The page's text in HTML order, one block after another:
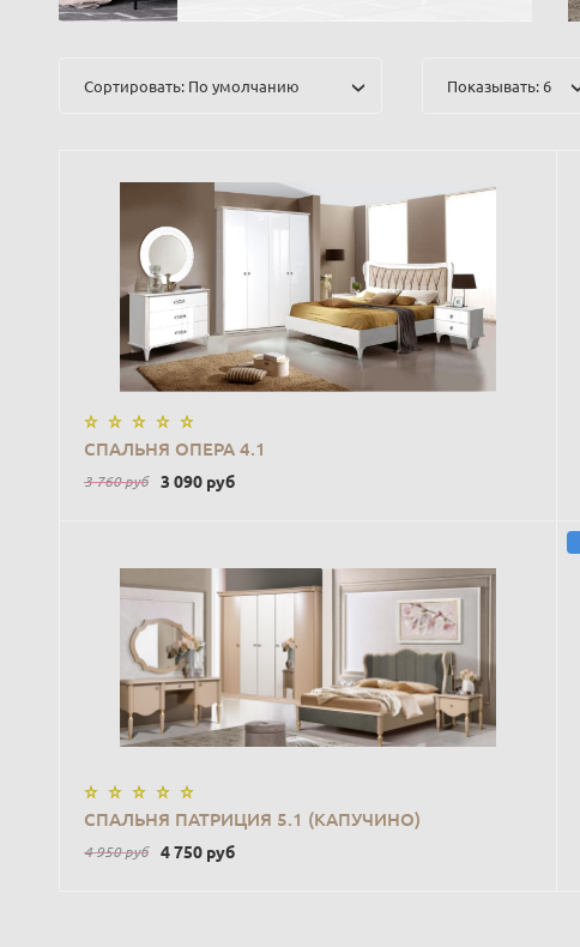
Сортировать: По умолчанию Показывать: 6
СПАЛЬНЯ ОПЕРА 4.1
3 760руб 3 090руб
СПАЛЬНЯ ПАТРИЦИЯ 5.1 (КАПУЧИНО)
4 950руб 4 750руб